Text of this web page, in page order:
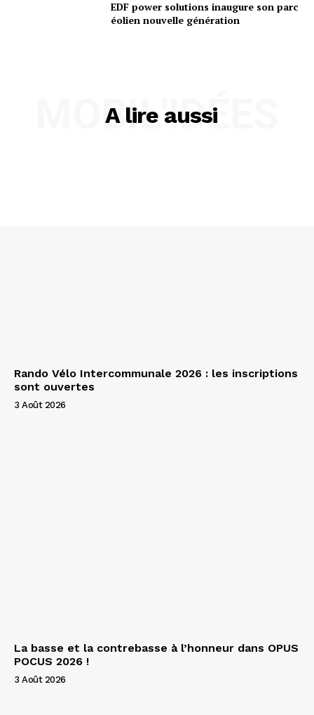
EDF power solutions inaugure son parc
éolien nouvelle génération
A lire aussi
MOBIL'IDÉES
Rando Vélo Intercommunale 2026 : les inscriptions
sont ouvertes
3 Août 2026
La basse et la contrebasse à l’honneur dans OPUS
POCUS 2026 !
3 Août 2026